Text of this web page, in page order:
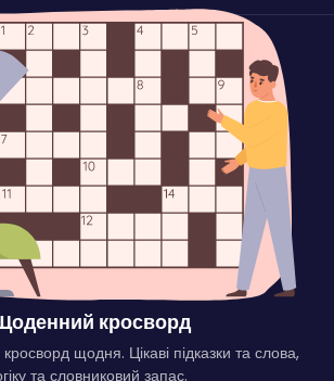
кросворд
щодня. Цікаві підказки та слова,
та словниковий запас.